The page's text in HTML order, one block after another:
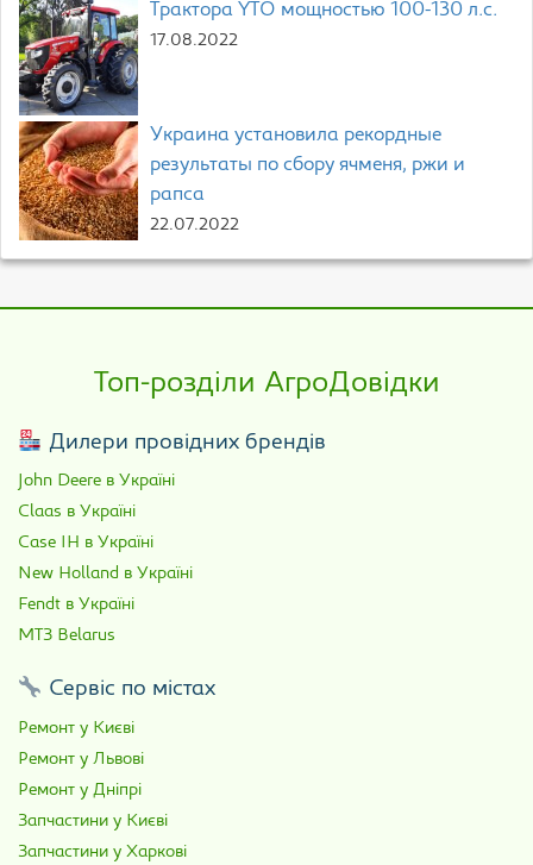
Трактора YTO мощностью 100-130 л.с.
17.08.2022
Украина установила рекордные
результаты по сбору ячменя, ржи и
рапса
22.07.2022
Топ-розділи АгроДовідки
Дилери провідних брендів
John Deere в Україні
Claas в Україні
Case IH в Україні
New Holland в Україні
Fendt в Україні
МТЗ Belarus
Сервіс по містах
Ремонт у Києві
Ремонт у Львові
Ремонт у Дніпрі
Запчастини у Києві
Запчастини у Харкові